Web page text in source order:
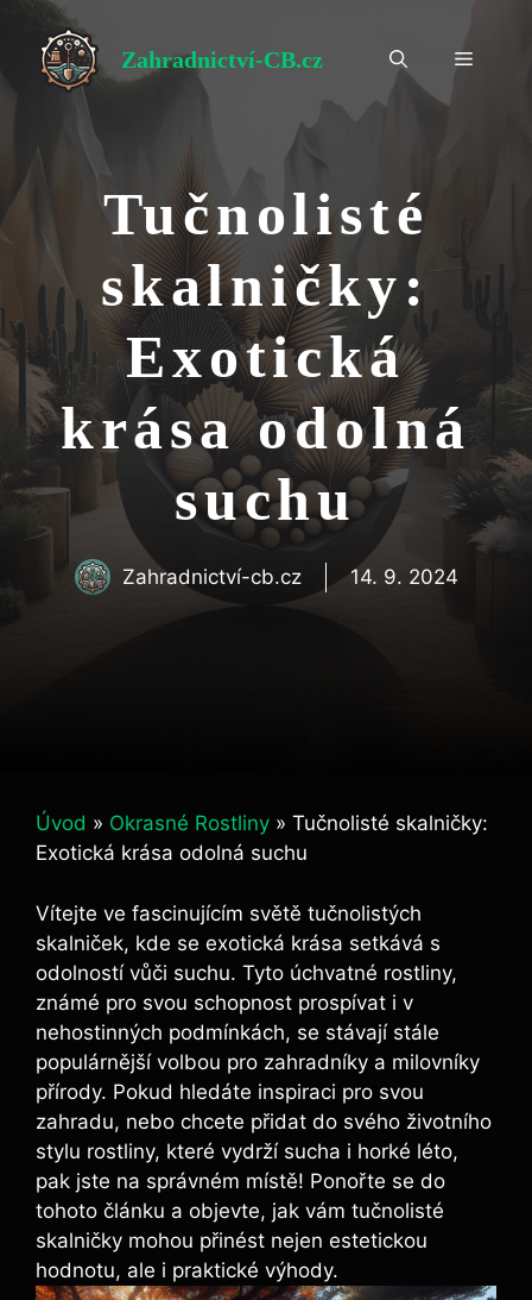
Přeskočit
obsah
Zahradnictví-CB.cz Menu
Tučnolisté
skalničky:
Exotická
krása odolná
suchu
Zahradnictví-cb.cz 14. 9. 2024
Úvod » Okrasné Rostliny » Tučnolisté skalničky:
Exotická krása odolná suchu
Vítejte ve fascinujícím světě tučnolistých
skalniček, kde se exotická krása setkává s
odolností vůči suchu. Tyto úchvatné rostliny,
známé pro svou schopnost prospívat i v
nehostinných podmínkách, se stávají stále
populárnější volbou pro zahradníky a milovníky
přírody. Pokud hledáte inspiraci pro svou
zahradu, nebo chcete přidat do svého životního
stylu rostliny, které vydrží sucha i horké léto,
pak jste na správném místě! Ponořte se do
tohoto článku a objevte, jak vám tučnolisté
skalničky mohou přinést nejen estetickou
hodnotu, ale i praktické výhody.